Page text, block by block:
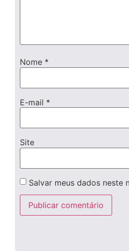
Nome *
E-mail *
Site
Salvar meus dados neste